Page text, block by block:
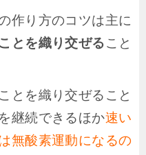
作り方のコツは主に
とを織り交ぜること
とを織り交ぜること
継続できるほか速い
無酸素運動になるの